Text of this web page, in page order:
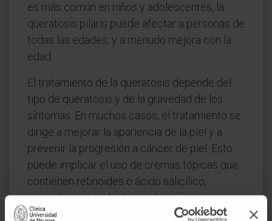
es más común en niños y adolescentes, la
queratosis pilaris puede afectar a personas de
todas las edades, y a menudo mejora con la
edad.
El tratamiento de la queratosis depende del
tipo de queratosis y de la gravedad de los
síntomas. En muchos casos, el tratamiento se
dirige a mejorar la apariencia de la piel y a
prevenir la progresión a cáncer de piel. Esto
puede implicar el uso de cremas tópicas que
contienen retinoides o ácido salicílico,
procedimientos de dermoabrasión para
eliminar físicamente las lesiones, o terapias